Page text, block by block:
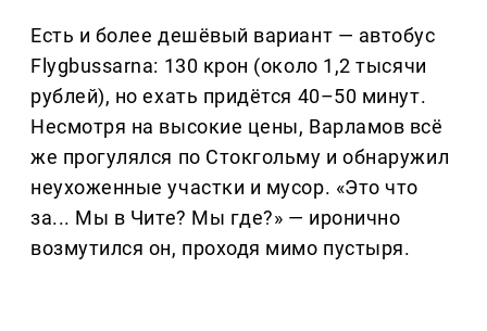
Есть и более дешёвый вариант — автобус
Flygbussarna: 130 крон (около 1,2 тысячи
рублей), но ехать придётся 40–50 минут.
Несмотря на высокие цены, Варламов всё
же прогулялся по Стокгольму и обнаружил
неухоженные участки и мусор. «Это что
за... Мы в Чите? Мы где?» — иронично
возмутился он, проходя мимо пустыря.